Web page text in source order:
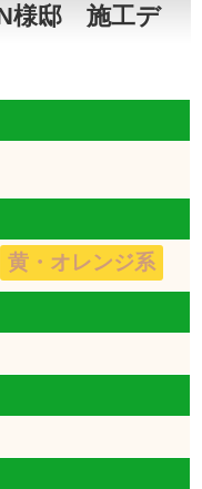
N様邸 施工デ
黄・オレンジ系